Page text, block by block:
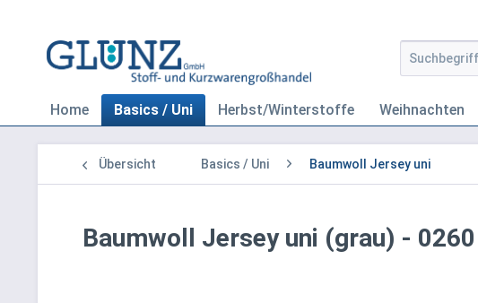
Home Basics / Uni Herbst/Winterstoffe Weihnachten
Übersicht Basics / Uni Baumwoll Jersey uni
Baumwoll Jersey uni (grau) - 0260